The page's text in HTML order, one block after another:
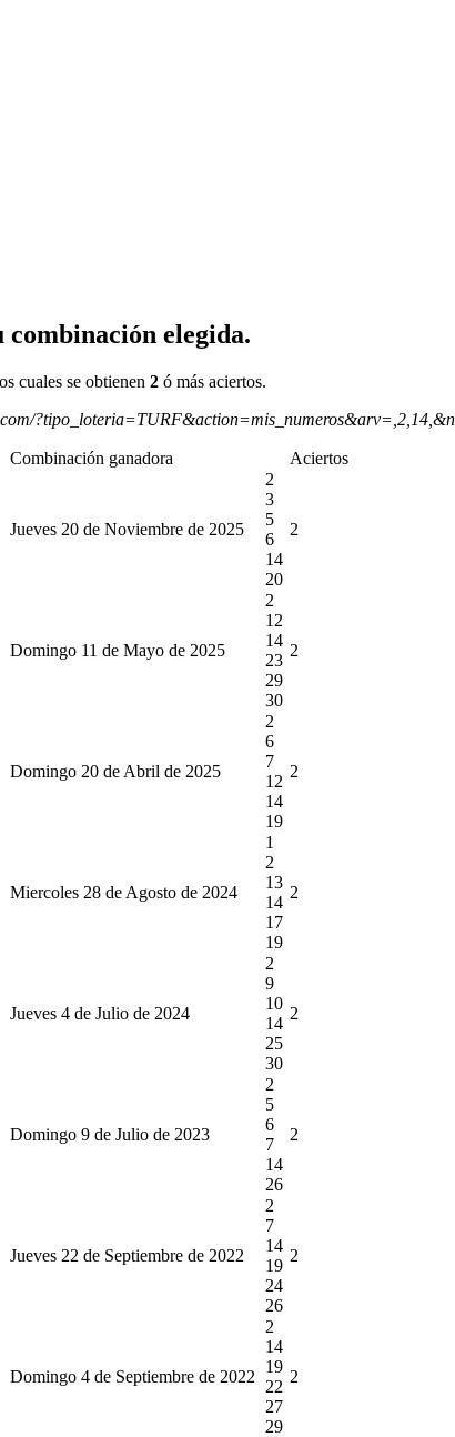
elegida.
cuales se obtienen 2 ó más aciertos.
Combinación ganadora Aciertos
Jueves 20 de Noviembre de 2025
2
3
5
6
14
20
2
Domingo 11 de Mayo de 2025
2
12
14
23
29
30
2
Domingo 20 de Abril de 2025
2
6
7
12
14
19
2
Miercoles 28 de Agosto de 2024
1
2
13
14
17
19
2
Jueves 4 de Julio de 2024
2
9
10
14
25
30
2
Domingo 9 de Julio de 2023
2
5
6
7
14
26
2
Jueves 22 de Septiembre de 2022
2
7
14
19
24
26
2
Domingo 4 de Septiembre de 2022
2
14
19
22
27
29
2